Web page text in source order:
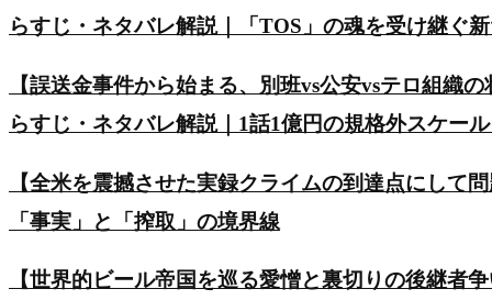
らすじ・ネタバレ解説｜「TOS」の魂を受け継ぐ
【誤送金事件から始まる、別班vs公安vsテロ組織
らすじ・ネタバレ解説｜1話1億円の規格外スケー
【全米を震撼させた実録クライムの到達点にして
「事実」と「搾取」の境界線
【世界的ビール帝国を巡る愛憎と裏切りの後継者